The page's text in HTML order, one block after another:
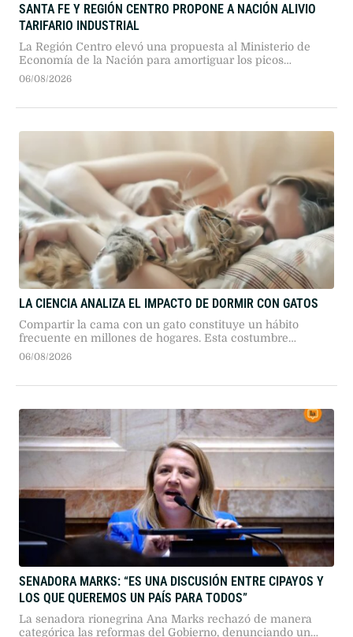
SANTA FE Y REGIÓN CENTRO PROPONE A NACIÓN ALIVIO
TARIFARIO INDUSTRIAL
La Región Centro elevó una propuesta al Ministerio de
Economía de la Nación para amortiguar los picos
tarifarios de invierno en las industrias. La iniciativa
06/08/2026
LA CIENCIA ANALIZA EL IMPACTO DE DORMIR CON GATOS
Compartir la cama con un gato constituye un hábito
frecuente en millones de hogares. Esta costumbre
despierta debates continuos entre los beneficios afectivos
06/08/2026
SENADORA MARKS: “ES UNA DISCUSIÓN ENTRE CIPAYOS Y
LOS QUE QUEREMOS UN PAÍS PARA TODOS”
La senadora rionegrina Ana Marks rechazó de manera
categórica las reformas del Gobierno, denunciando un